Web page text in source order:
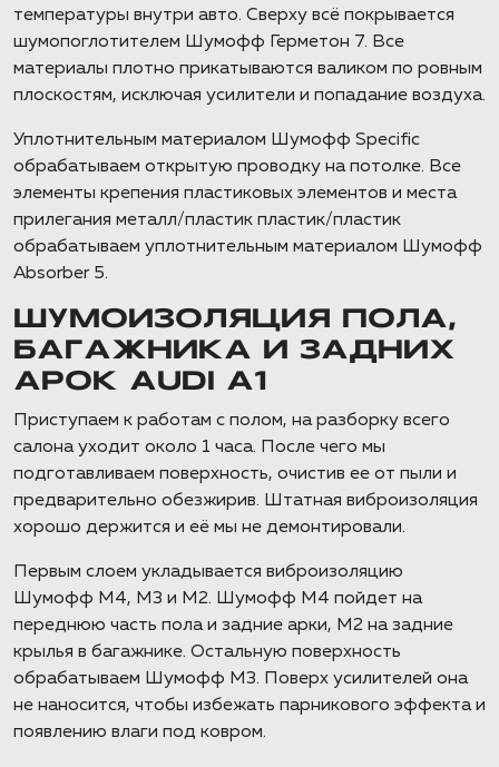
температуры внутри авто. Сверху всё покрывается
шумопоглотителем Шумофф Герметон 7. Все
материалы плотно прикатываются валиком по ровным
плоскостям, исключая усилители и попадание воздуха.
Уплотнительным материалом Шумофф Specific
обрабатываем открытую проводку на потолке. Все
элементы крепения пластиковых элементов и места
прилегания металл/пластик пластик/пластик
обрабатываем уплотнительным материалом Шумофф
Absorber 5.
ШУМОИЗОЛЯЦИЯ ПОЛА,
БАГАЖНИКА И ЗАДНИХ
АРОК AUDI A1
Приступаем к работам с полом, на разборку всего
салона уходит около 1 часа. После чего мы
подготавливаем поверхность, очистив ее от пыли и
предварительно обезжирив. Штатная виброизоляция
хорошо держится и её мы не демонтировали.
Первым слоем укладывается виброизоляцию
Шумофф М4, М3 и М2. Шумофф М4 пойдет на
переднюю часть пола и задние арки, М2 на задние
крылья в багажнике. Остальную поверхность
обрабатываем Шумофф М3. Поверх усилителей она
не наносится, чтобы избежать парникового эффекта и
появлению влаги под ковром.